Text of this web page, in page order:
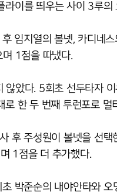
라이를 띄우는 사이 3루
임지열의 볼넷, 카디네
1점을 따냈다.
않았다. 5회초 선두타자
로 한 두 번째 투런포로
후 주성원이 볼넷을 선
1점을 더 추가했다.
박준순의 내야안타와